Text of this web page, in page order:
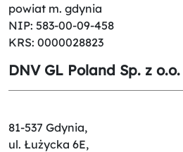
powiat m. gdynia
NIP: 583-00-09-458
KRS: 0000028823
DNV GL Poland Sp. z o.o.
81-537 Gdynia,
ul. Łużycka 6E,